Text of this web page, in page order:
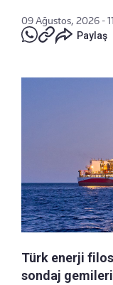
09 Ağustos, 2026 -
Paylaş
Türk enerji
sondaj